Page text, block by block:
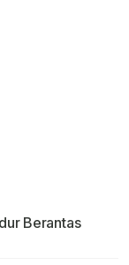
Berantas